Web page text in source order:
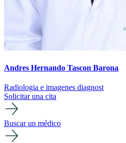
Andres Hernando Tascon Barona
Radiologia e imagenes diagnost
Solicitar una cita
Buscar un médico